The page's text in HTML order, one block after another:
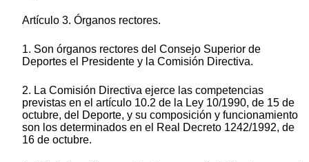
Artículo 3. Órganos rectores.
1. Son órganos rectores del Consejo Superior de
Deportes el Presidente y la Comisión Directiva.
2. La Comisión Directiva ejerce las competencias
previstas en el artículo 10.2 de la Ley 10/1990, de 15 de
octubre, del Deporte, y su composición y funcionamiento
son los determinados en el Real Decreto 1242/1992, de
16 de octubre.